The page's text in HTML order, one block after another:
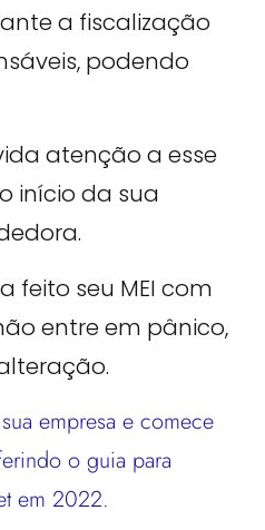
a fiscalização
podendo
atenção a esse
início da sua
feito seu MEI com
entre em pânico,
empresa e comece
o guia para
em 2022.